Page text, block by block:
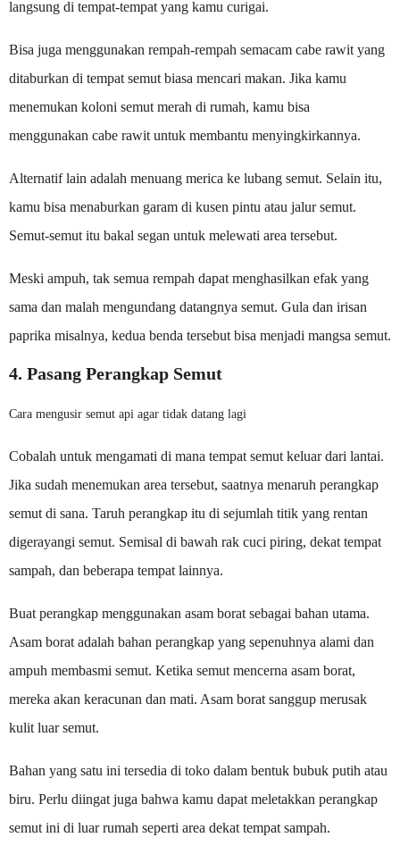
langsung di tempat-tempat yang kamu curigai.
Bisa juga menggunakan rempah-rempah semacam cabe rawit yang
ditaburkan di tempat semut biasa mencari makan. Jika kamu
menemukan koloni semut merah di rumah, kamu bisa
menggunakan cabe rawit untuk membantu menyingkirkannya.
Alternatif lain adalah menuang merica ke lubang semut. Selain itu,
kamu bisa menaburkan garam di kusen pintu atau jalur semut.
Semut-semut itu bakal segan untuk melewati area tersebut.
Meski ampuh, tak semua rempah dapat menghasilkan efak yang
sama dan malah mengundang datangnya semut. Gula dan irisan
paprika misalnya, kedua benda tersebut bisa menjadi mangsa semut.
4. Pasang Perangkap Semut
Cara mengusir semut api agar tidak datang lagi
Cobalah untuk mengamati di mana tempat semut keluar dari lantai.
Jika sudah menemukan area tersebut, saatnya menaruh perangkap
semut di sana. Taruh perangkap itu di sejumlah titik yang rentan
digerayangi semut. Semisal di bawah rak cuci piring, dekat tempat
sampah, dan beberapa tempat lainnya.
Buat perangkap menggunakan asam borat sebagai bahan utama.
Asam borat adalah bahan perangkap yang sepenuhnya alami dan
ampuh membasmi semut. Ketika semut mencerna asam borat,
mereka akan keracunan dan mati. Asam borat sanggup merusak
kulit luar semut.
Bahan yang satu ini tersedia di toko dalam bentuk bubuk putih atau
biru. Perlu diingat juga bahwa kamu dapat meletakkan perangkap
semut ini di luar rumah seperti area dekat tempat sampah.